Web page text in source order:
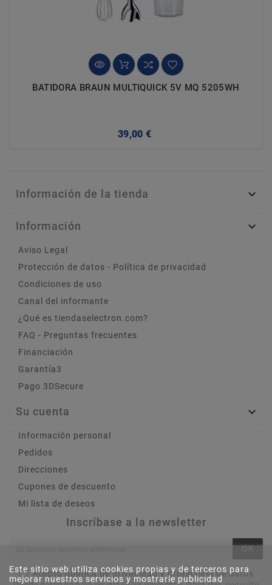
BATIDORA BRAUN MULTIQUICK 5V MQ 5205WH
39,00 €
Información de la tienda 
Información 
Aviso Legal
Protección de datos - Política de privacidad
Condiciones de uso
Canal del informante
¿Qué es tiendaselectron.com?
FAQ - Preguntas frecuentes
Financiación
Garantía3
Pago 3DSecure
Su cuenta 
Información personal
Pedidos
Direcciones
Cupones de descuento
Mi lista de deseos
Inscríbase a la newsletter
OK
Acepto política de privacidad y protección de datos
Este sitio web utiliza cookies propias y de terceros para
mejorar nuestros servicios y mostrarle publicidad